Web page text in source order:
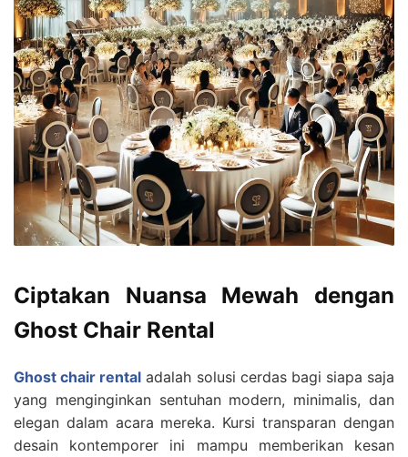
Ciptakan Nuansa Mewah dengan
Ghost Chair Rental
Ghost chair rental adalah solusi cerdas bagi siapa saja
yang menginginkan sentuhan modern, minimalis, dan
elegan dalam acara mereka. Kursi transparan dengan
desain kontemporer ini mampu memberikan kesan